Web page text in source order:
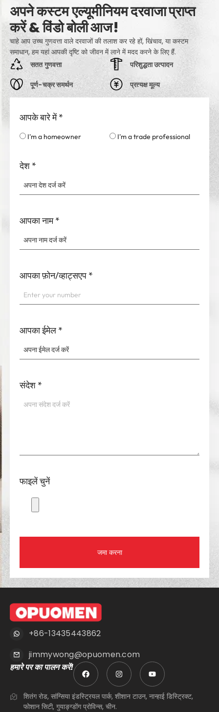
अपने कस्टम एल्यूमीनियम दरवाजा प्राप्त
करें & विंडो बोली आज!
चाहे आप उच्च गुणवत्ता वाले दरवाजों की तलाश कर रहे हों, खिंचाव, या कस्टम
समाधान, हम यहां आपकी दृष्टि को जीवन में लाने में मदद करने के लिए हैं.
सतत गुणवत्ता
पूर्ण-चक्र समर्थन
परिशुद्धता उत्पादन
प्रत्यक्ष मूल्य
आपके बारे में *
I'm a homeowner I'm a trade professional
देश *
आपका नाम *
आपका फ़ोन/व्हाट्सएप *
आपका ईमेल *
संदेश *
फाइलें चुनें
जमा करना
+86-13435443862
jimmywong@opuomen.com
हमारे पर का पालन करें!
शितंग रोड, सांग्सिया इंडस्ट्रियल पार्क, शीशान टाउन, नान्हाई डिस्ट्रिक्ट,
फोशान सिटी, गुयाङ्ग्डोंग प्रोविन्स, चीन.